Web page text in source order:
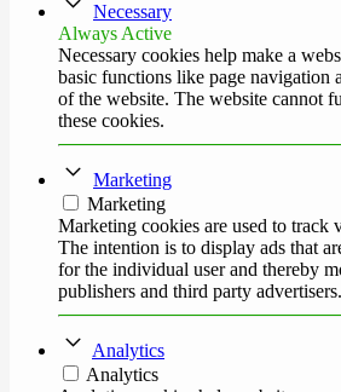
Necessary
Always Active
Necessary cookies help make a
basic functions like page navigation
of the website. The website cannot
these cookies.
Marketing
Marketing
Marketing cookies are used to track
The intention is to display ads that
for the individual user and thereby
publishers and third party advertisers.
Analytics
Analytics